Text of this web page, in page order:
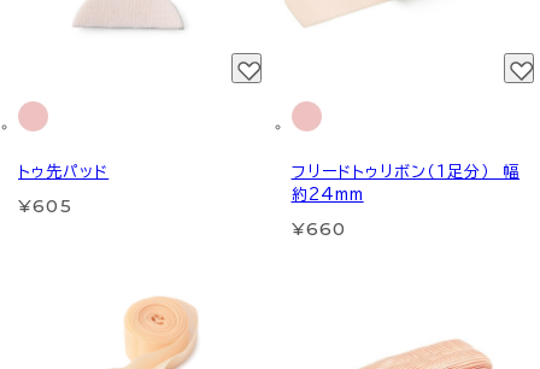
トゥ先パッド
¥605
フリードトゥリボン（１足分） 幅
約24mm
¥660